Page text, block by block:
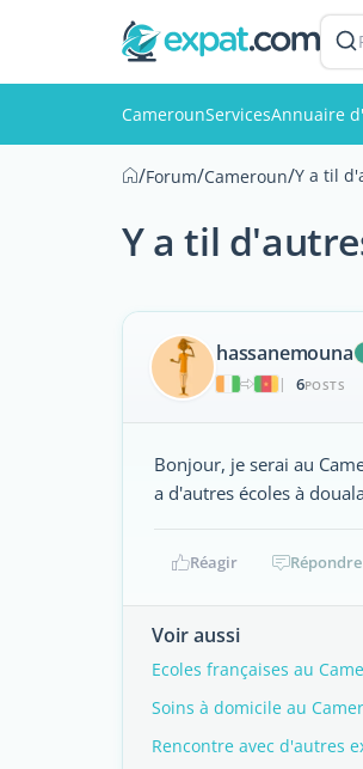
CamerounServicesAnnuaire
/Forum/Cameroun/Y a til
Y a til
hassanemouna
|
6POSTS
Bonjour, je serai au
a d'autres écoles à
Réagir Répondre
Voir aussi
Ecoles françaises au
Soins à domicile au
Rencontre avec d'autres